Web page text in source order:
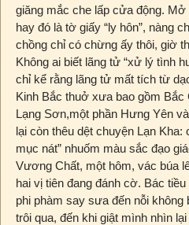
giăng mắc che lấp cửa động.
hay đó là tờ giấy “ly hôn”, nàng
chồng chỉ có chừng ấy thôi, giờ
Không ai biết lãng tử “xử lý tình
chỉ kể rằng lãng tử mất tích từ
Kinh Bắc thuở xưa bao gồm Bắc
Lạng Sơn,một phần Hưng Yên
lại còn thêu dệt chuyện Lạn Kha:
mục nát” nhuốm màu sắc đạo
Vương Chất, một hôm, vác búa
hai vị tiên đang đánh cờ. Bác
phi phàm say sưa đến nỗi không
trôi qua, đến khi giật mình nhìn